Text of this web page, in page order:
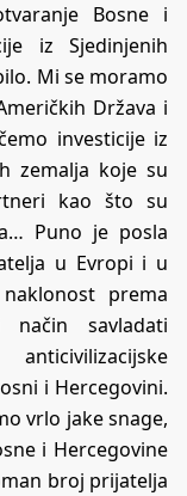
Bosne i
iz Sjedinjenih
Mi se moramo
Država i
investicije iz
zemalja koje su
kao što su
Puno je posla
u Evropi i u
prema
savladati
i Hercegovini.
vrlo jake snage,
i Hercegovine
broj prijatelja